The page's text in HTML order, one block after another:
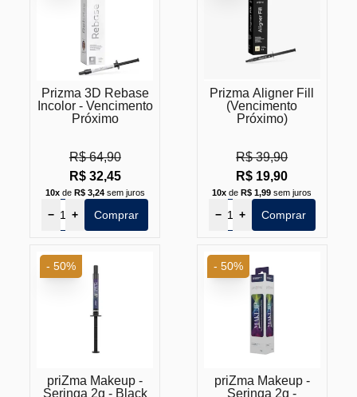
Prizma 3D Rebase
Incolor - Vencimento
Próximo
R$ 64,90
R$ 32,45
10xde R$ 3,24sem juros
− + Comprar
Prizma Aligner Fill
(Vencimento
Próximo)
R$ 39,90
R$ 19,90
10x deR$ 1,99 sem juros
− + Comprar
priZma Makeup -
Seringa 2g - Black
- 50%
priZma Makeup -
Seringa 2g -
- 50%